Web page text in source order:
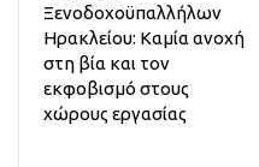
Ξενοδοχοϋπαλλήλων
Ηρακλείου: Καμία ανοχή
στη βία και τον
εκφοβισμό στους
χώρους εργασίας